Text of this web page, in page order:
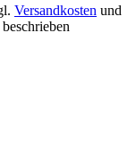
Versandkosten und